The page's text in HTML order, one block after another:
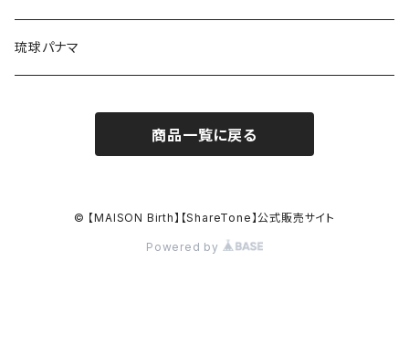
CASQUETTE / キャスケット
HUNTING / ハンチング
OTHER / その他
CAP / キャップ
OUTLET / アウトレット
琉球パナマ
商品一覧に戻る
© 【MAISON Birth】【ShareTone】公式販売サイト
Powered by